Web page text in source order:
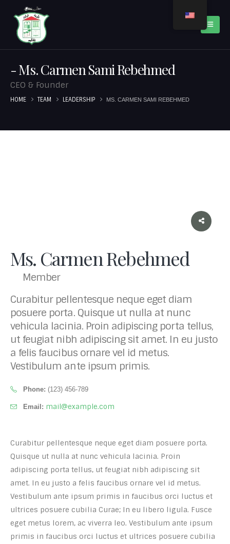
Ms. Carmen Sami Rebehmed
CEO & Founder
HOME TEAM LEADERSHIP MS. CARMEN SAMI REBEHMED
Ms. Carmen Rebehmed
Member
Curabitur pellentesque neque eget diam
posuere porta. Quisque ut nulla at nunc
vehicula lacinia. Proin adipiscing porta tellus,
ut feugiat nibh adipiscing sit amet. In eu justo
a felis faucibus ornare vel id metus.
Vestibulum ante ipsum primis.
Phone: (123) 456-789
Email: mail@example.com
Curabitur pellentesque neque eget diam posuere porta.
Quisque ut nulla at nunc vehicula lacinia. Proin
adipiscing porta tellus, ut feugiat nibh adipiscing sit
amet. In eu justo a felis faucibus ornare vel id metus.
Vestibulum ante ipsum primis in faucibus orci luctus et
ultrices posuere cubilia Curae; In eu libero ligula. Fusce
eget metus lorem, ac viverra leo. Vestibulum ante ipsum
primis in faucibus orci luctus et ultrices posuere cubilia